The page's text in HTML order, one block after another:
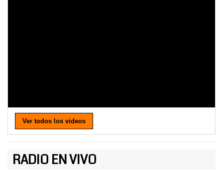
Ver todos los videos
RADIO EN VIVO